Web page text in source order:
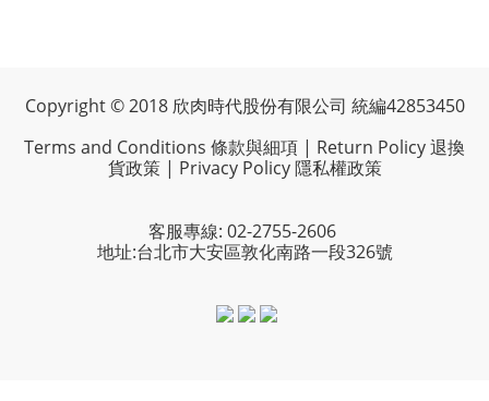
Copyright © 2018 欣肉時代股份有限公司 統編42853450
Terms and Conditions 條款與細項 | Return Policy 退換
貨政策| Privacy Policy 隱私權政策
客服專線: 02-2755-2606
地址:台北市大安區敦化南路一段326號